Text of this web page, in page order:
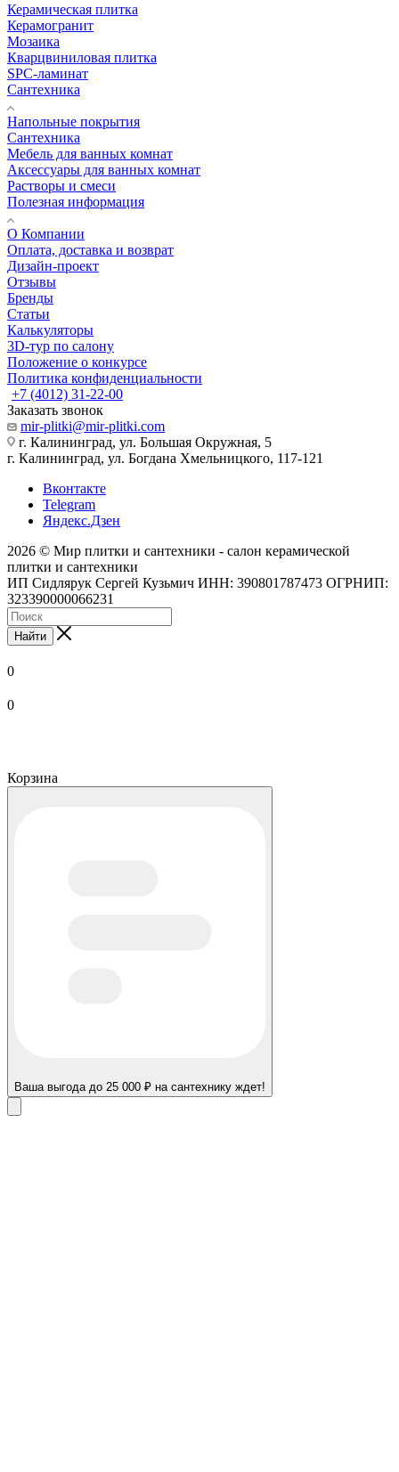
Керамическая плитка
Керамогранит
Мозаика
Кварцвиниловая плитка
SPC-ламинат
Сантехника
Напольные покрытия
Сантехника
Мебель для ванных комнат
Аксессуары для ванных комнат
Растворы и смеси
Полезная информация
О Компании
Оплата, доставка и возврат
Дизайн-проект
Отзывы
Бренды
Статьи
Калькуляторы
3D-тур по салону
Положение о конкурсе
Политика конфиденциальности
+7 (4012) 31-22-00
Заказать звонок
mir-plitki@mir-plitki.com
г. Калининград, ул. Большая Окружная, 5
г. Калининград, ул. Богдана Хмельницкого, 117-121
Вконтакте
Telegram
Яндекс.Дзен
2026 © Мир плитки и сантехники - салон керамической
плитки и сантехники
ИП Сидлярук Сергей Кузьмич ИНН: 390801787473 ОГРНИП:
323390000066231
Найти
0
0
Корзина
Ваша выгода до 25 000 ₽ на сантехнику ждет!